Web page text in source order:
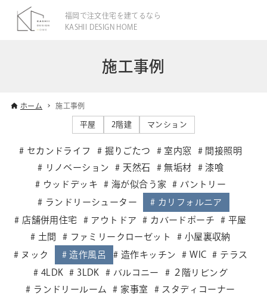
福岡で注文住宅を建てるなら
KASHII DESIGN HOME
施工事例
ホーム 施工事例
平屋 2階建 マンション
セカンドライフ 掘りごたつ 室内窓
間接照明
リノベーション
天然石 無垢材
漆喰
ウッドデッキ
海が似合う家
パントリー
ランドリーシューター
カリフォルニア
店舗併用住宅
アウトドア カバードポーチ
平屋
土間
ファミリークローゼット
小屋裏収納
ヌック
造作風呂 造作キッチン WIC
テラス
4LDK
3LDK バルコニー
２階リビング
ランドリールーム
家事室
スタディコーナー